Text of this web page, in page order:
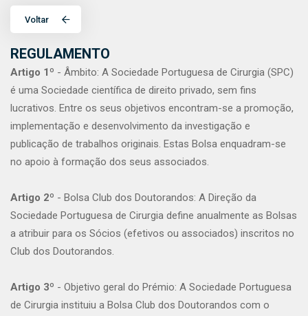
Voltar
REGULAMENTO
Artigo 1º - Âmbito: A Sociedade Portuguesa de Cirurgia (SPC)
é uma Sociedade científica de direito privado, sem fins
lucrativos. Entre os seus objetivos encontram-se a promoção,
implementação e desenvolvimento da investigação e
publicação de trabalhos originais. Estas Bolsa enquadram-se
no apoio à formação dos seus associados.
Artigo 2º - Bolsa Club dos Doutorandos: A Direção da
Sociedade Portuguesa de Cirurgia define anualmente as Bolsas
a atribuir para os Sócios (efetivos ou associados) inscritos no
Club dos Doutorandos.
Artigo 3º - Objetivo geral do Prémio: A Sociedade Portuguesa
de Cirurgia instituiu a Bolsa Club dos Doutorandos com o